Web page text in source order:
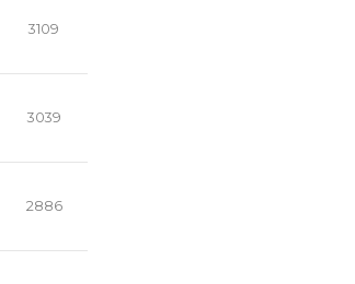
3109
3039
2886